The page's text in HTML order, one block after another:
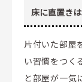
床に直置き
片付いた部屋
い習慣をつく
と部屋が一気